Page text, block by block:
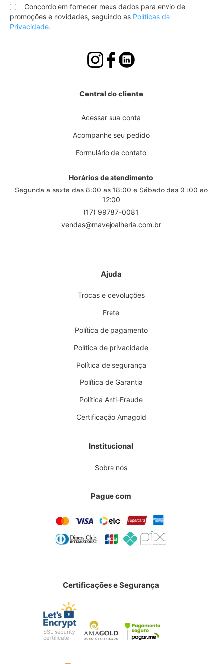
nossa
Newsletter:
Concordo em fornecer meus dados para envio de
promoções e novidades, seguindo as Políticas de
Privacidade.
Central do cliente
Acessar sua conta
Acompanhe seu pedido
Formulário de contato
Horários de atendimento
Segunda a sexta das 8:00 as 18:00 e Sábado das 9 :00 ao
12:00
(17) 99787-0081
vendas@mavejoalheria.com.br
Ajuda
Trocas e devoluções
Frete
Política de pagamento
Política de privacidade
Política de segurança
Política de Garantia
Política Anti-Fraude
Certificação Amagold
Institucional
Sobre nós
Pague com
Certificações e Segurança